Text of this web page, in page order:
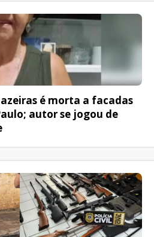
é morta a facadas
autor se jogou de